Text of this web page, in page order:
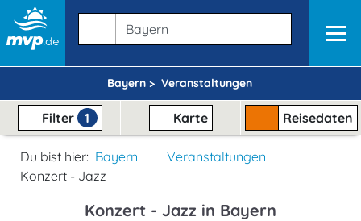
Bayern > Veranstaltungen
Filter 1 Karte Reisedaten
Du bist hier: Bayern
Veranstaltungen
Konzert - Jazz
Konzert - Jazz in Bayern